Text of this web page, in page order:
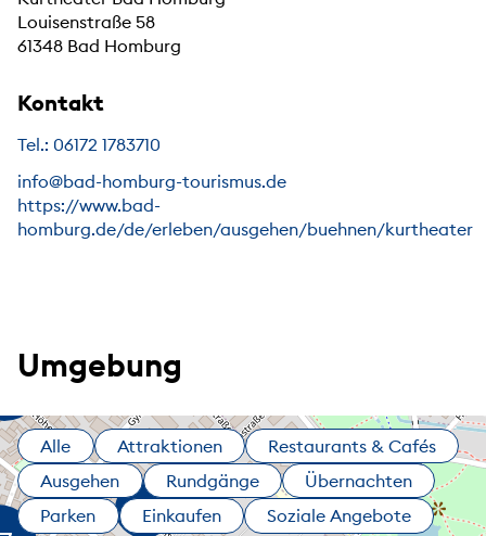
Louisenstraße 58
61348 Bad Homburg
Kontakt
Tel.: 06172 1783710
info@bad-homburg-tourismus.de
https://www.bad-
homburg.de/de/erleben/ausgehen/buehnen/kurtheater
Umgebung
Alle Attraktionen
Restaurants & Cafés
Ausgehen
Rundgänge
Übernachten
Parken
Einkaufen Soziale Angebote